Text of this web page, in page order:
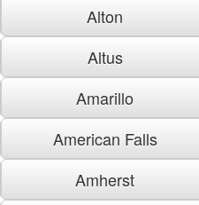
Alton
Altus
Amarillo
American Falls
Amherst